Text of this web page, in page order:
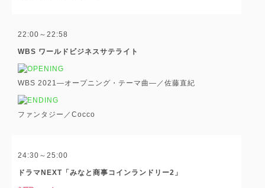
22:00～22:58
WBS ワールドビジネスサテライト
WBS 2021―オープニング・テーマ曲―／佐藤直紀
ファンタジー／Cocco
24:30～25:00
ドラマNEXT「みなと商事コインランドリー2」